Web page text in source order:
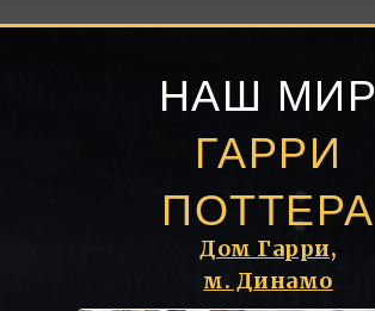
НАШ МИР
ГАРРИ
ПОТТЕРА
Дом Гарри,
м. Динамо